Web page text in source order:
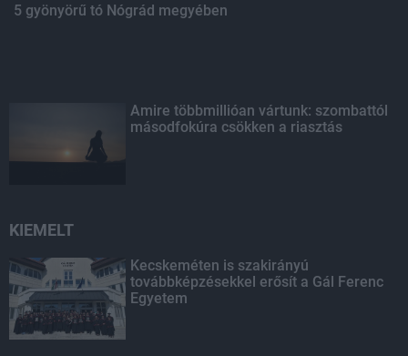
5 gyönyörű tó Nógrád megyében
Amire többmillióan vártunk: szombattól
másodfokúra csökken a riasztás
KIEMELT
Kecskeméten is szakirányú
továbbképzésekkel erősít a Gál Ferenc
Egyetem